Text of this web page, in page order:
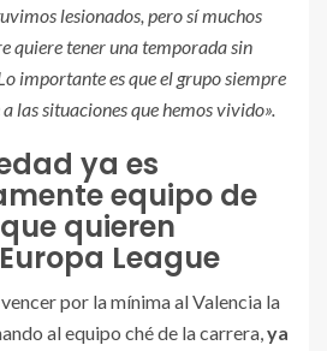
lesionados, pero sí muchos
quiere tener una temporada sin
importante es que el grupo siempre
las situaciones que hemos vivido».
ya es
equipo de
quieren
League
por la mínima al Valencia la
al equipo ché de la carrera,ya